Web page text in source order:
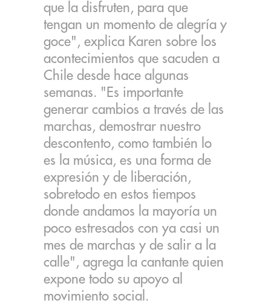
que la disfruten, para que
tengan un momento de alegría y
goce", explica Karen sobre los
acontecimientos que sacuden a
Chile desde hace algunas
semanas. "Es importante
generar cambios a través de las
marchas, demostrar nuestro
descontento, como también lo
es la música, es una forma de
expresión y de liberación,
sobretodo en estos tiempos
donde andamos la mayoría un
poco estresados con ya casi un
mes de marchas y de salir a la
calle", agrega la cantante quien
expone todo su apoyo al
movimiento social.